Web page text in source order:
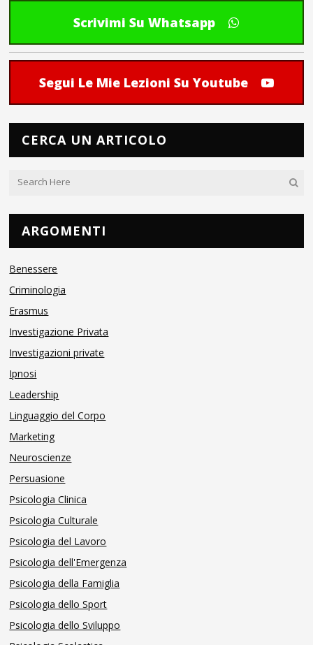
Scrivimi Su Whatsapp
Segui Le Mie Lezioni Su Youtube
CERCA UN ARTICOLO
ARGOMENTI
Benessere
Criminologia
Erasmus
Investigazione Privata
Investigazioni private
Ipnosi
Leadership
Linguaggio del Corpo
Marketing
Neuroscienze
Persuasione
Psicologia Clinica
Psicologia Culturale
Psicologia del Lavoro
Psicologia dell'Emergenza
Psicologia della Famiglia
Psicologia dello Sport
Psicologia dello Sviluppo